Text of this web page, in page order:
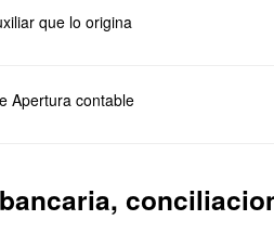
que lo origina
Apertura contable